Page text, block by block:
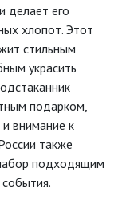
делает его
хлопот. Этот
стильным
украсить
подарком,
внимание к
также
подходящим